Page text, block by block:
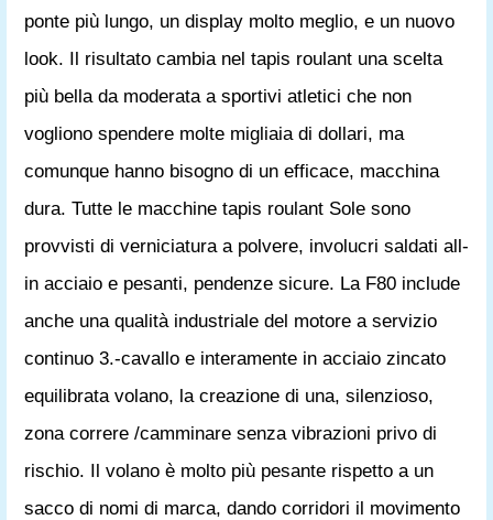
ponte più lungo, un display molto meglio, e un nuovo
look. Il risultato cambia nel tapis roulant una scelta
più bella da moderata a sportivi atletici che non
vogliono spendere molte migliaia di dollari, ma
comunque hanno bisogno di un efficace, macchina
dura. Tutte le macchine tapis roulant Sole sono
provvisti di verniciatura a polvere, involucri saldati all-
in acciaio e pesanti, pendenze sicure. La F80 include
anche una qualità industriale del motore a servizio
continuo 3.-cavallo e interamente in acciaio zincato
equilibrata volano, la creazione di una, silenzioso,
zona correre /camminare senza vibrazioni privo di
rischio. Il volano è molto più pesante rispetto a un
sacco di nomi di marca, dando corridori il movimento